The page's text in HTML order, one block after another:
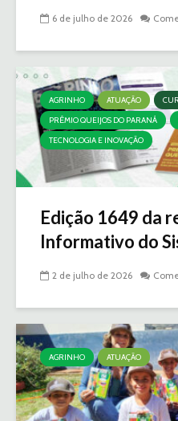
6 de julho de 2026
AGRINHO ATUAÇÃO
PRÊMIO QUEIJOS DO PARANÁ
TECNOLOGIA E INOVAÇÃO
Edição 1649 da
Informativo do
2 de julho de 2026
AGRINHO ATUAÇÃO